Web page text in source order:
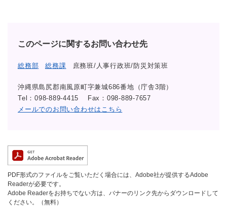
このページに関するお問い合わせ先
総務部 総務課 庶務班/人事行政班/防災対策班
沖縄県島尻郡南風原町字兼城686番地（庁舎3階）
Tel：098-889-4415
Fax：098-889-7657
メールでのお問い合わせはこちら
PDF形式のファイルをご覧いただく場合には、Adobe社が提供するAdobe
Readerが必要です。
Adobe Readerをお持ちでない方は、バナーのリンク先からダウンロードして
ください。（無料）